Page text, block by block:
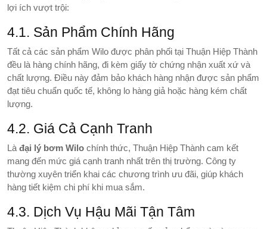
lợi ích vượt trội:
4.1. Sản Phẩm Chính Hãng
Tất cả các sản phẩm Wilo được phân phối tại Thuận Hiệp Thành
đều là hàng chính hãng, đi kèm giấy tờ chứng nhận xuất xứ và
chất lượng. Điều này đảm bảo khách hàng nhận được sản phẩm
đạt tiêu chuẩn quốc tế, không lo hàng giả hoặc hàng kém chất
lượng.
4.2. Giá Cả Cạnh Tranh
Là đại lý bơm Wilo chính thức, Thuận Hiệp Thành cam kết
mang đến mức giá cạnh tranh nhất trên thị trường. Công ty
thường xuyên triển khai các chương trình ưu đãi, giúp khách
hàng tiết kiệm chi phí khi mua sắm.
4.3. Dịch Vụ Hậu Mãi Tận Tâm